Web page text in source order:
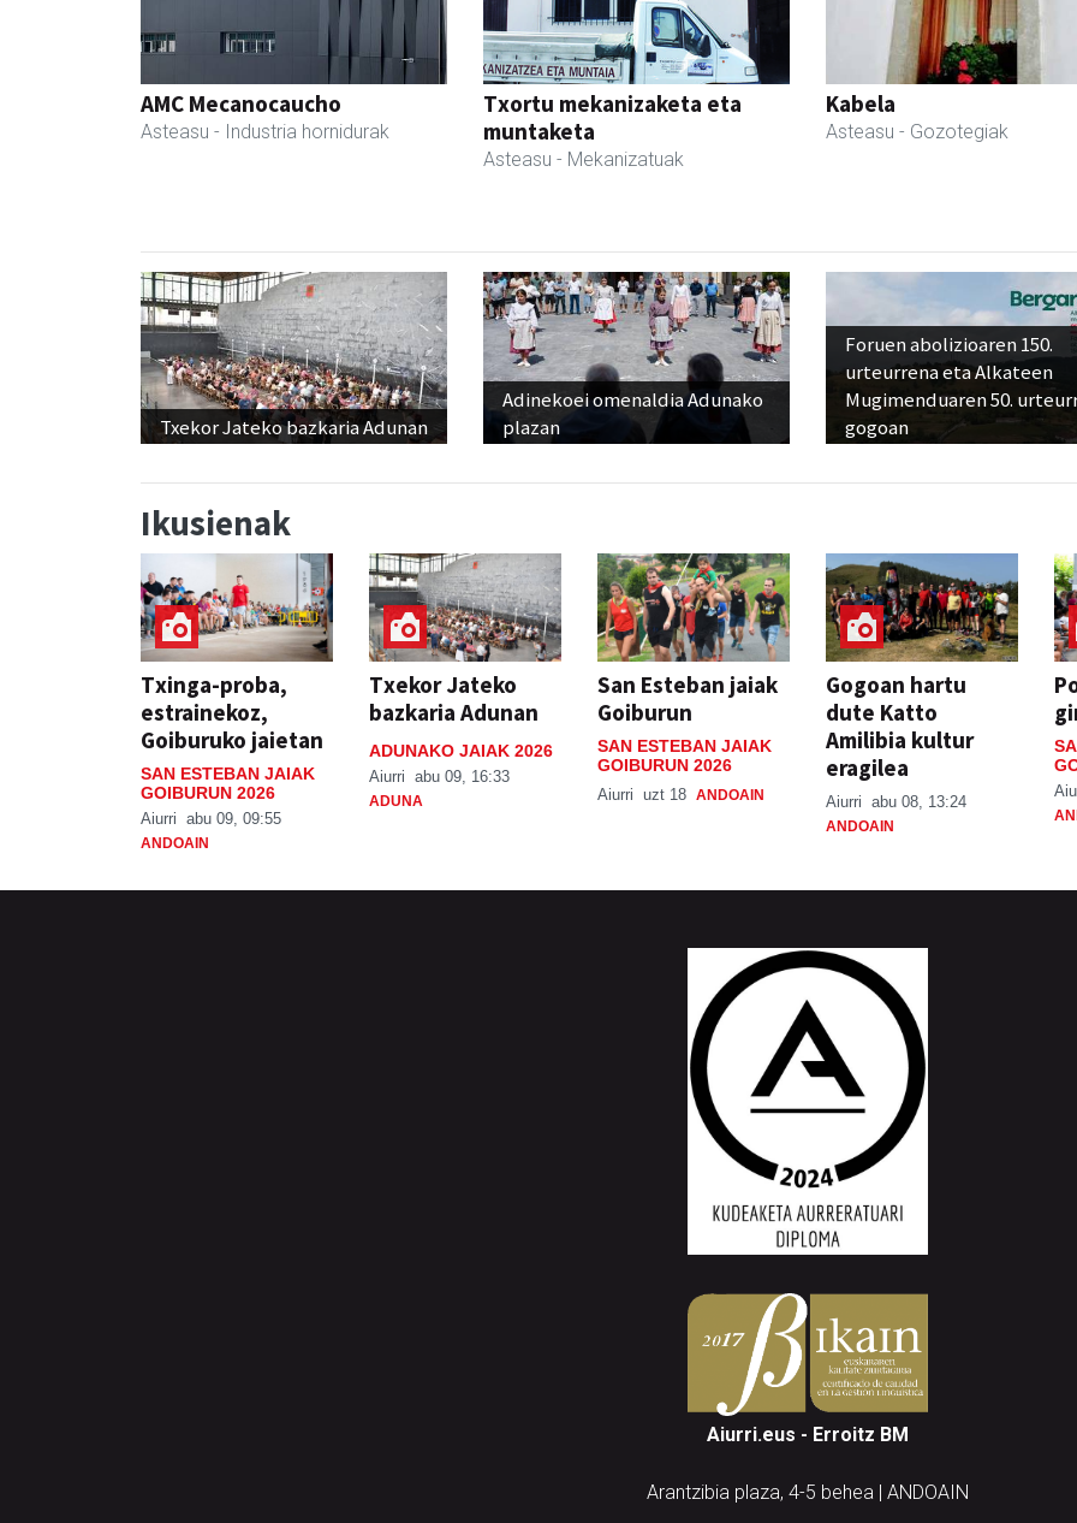
AMC Mecanocaucho
Asteasu - Industria hornidurak
Txortu mekanizaketa eta
muntaketa
Asteasu - Mekanizatuak
Kabela
Asteasu - Gozotegiak
Txekor Jateko bazkaria Adunan
Adinekoei omenaldia Adunako
plazan
Foruen abolizioaren 150.
urteurrena eta Alkateen
Mugimenduaren 50.
gogoan
Ikusienak
Txinga-proba,
estrainekoz,
Goiburuko jaietan
SAN ESTEBAN JAIAK
GOIBURUN 2026
Aiurri abu 09, 09:55
ANDOAIN
Txekor Jateko
bazkaria Adunan
ADUNAKO JAIAK 2026
Aiurri abu 09, 16:33
ADUNA
San Esteban jaiak
Goiburun
SAN ESTEBAN JAIAK
GOIBURUN 2026
Aiurri uzt 18 ANDOAIN
Gogoan hartu
dute Katto
Amilibia kultur
eragilea
Aiurri abu 08, 13:24
ANDOAIN
Aiurri.eus - Erroitz BM
Arantzibia plaza, 4-5 behea | ANDOAIN